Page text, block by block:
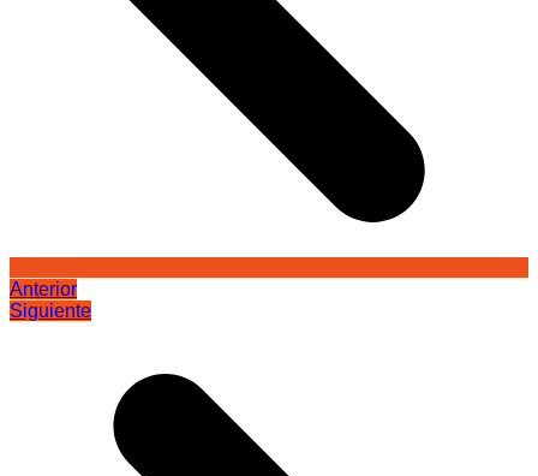
Anterior
Siguiente